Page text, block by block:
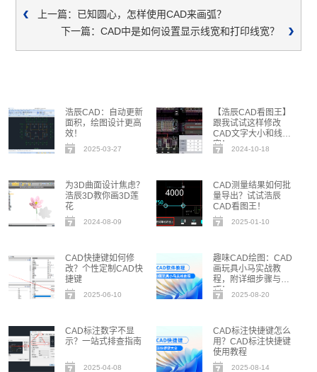
上一篇：已知圆心，怎样使用CAD来画弧？
下一篇：CAD中是如何设置显示线宽和打印线宽？
浩辰CAD：自动更新
面积，绘图设计更高
效！
2025-03-27
【浩辰CAD看图王】
跟我试试这样修改
CAD文字大小和线
宽！
2024-10-18
为3D曲面设计焦虑？
浩辰3D教你画3D莲
花
2024-08-09
CAD测量结果如何批
量导出？试试浩辰
CAD看图王！
2025-01-10
CAD快捷键如何修
改？个性定制CAD快
捷键
2025-06-10
趣味CAD绘图：CAD
画玩具小马实战教
程，附详细步骤与技
巧！
2025-08-20
CAD标注数字不显
示？一站式排查指南
2025-04-08
CAD标注快捷键怎么
用？CAD标注快捷键
使用教程
2025-08-14